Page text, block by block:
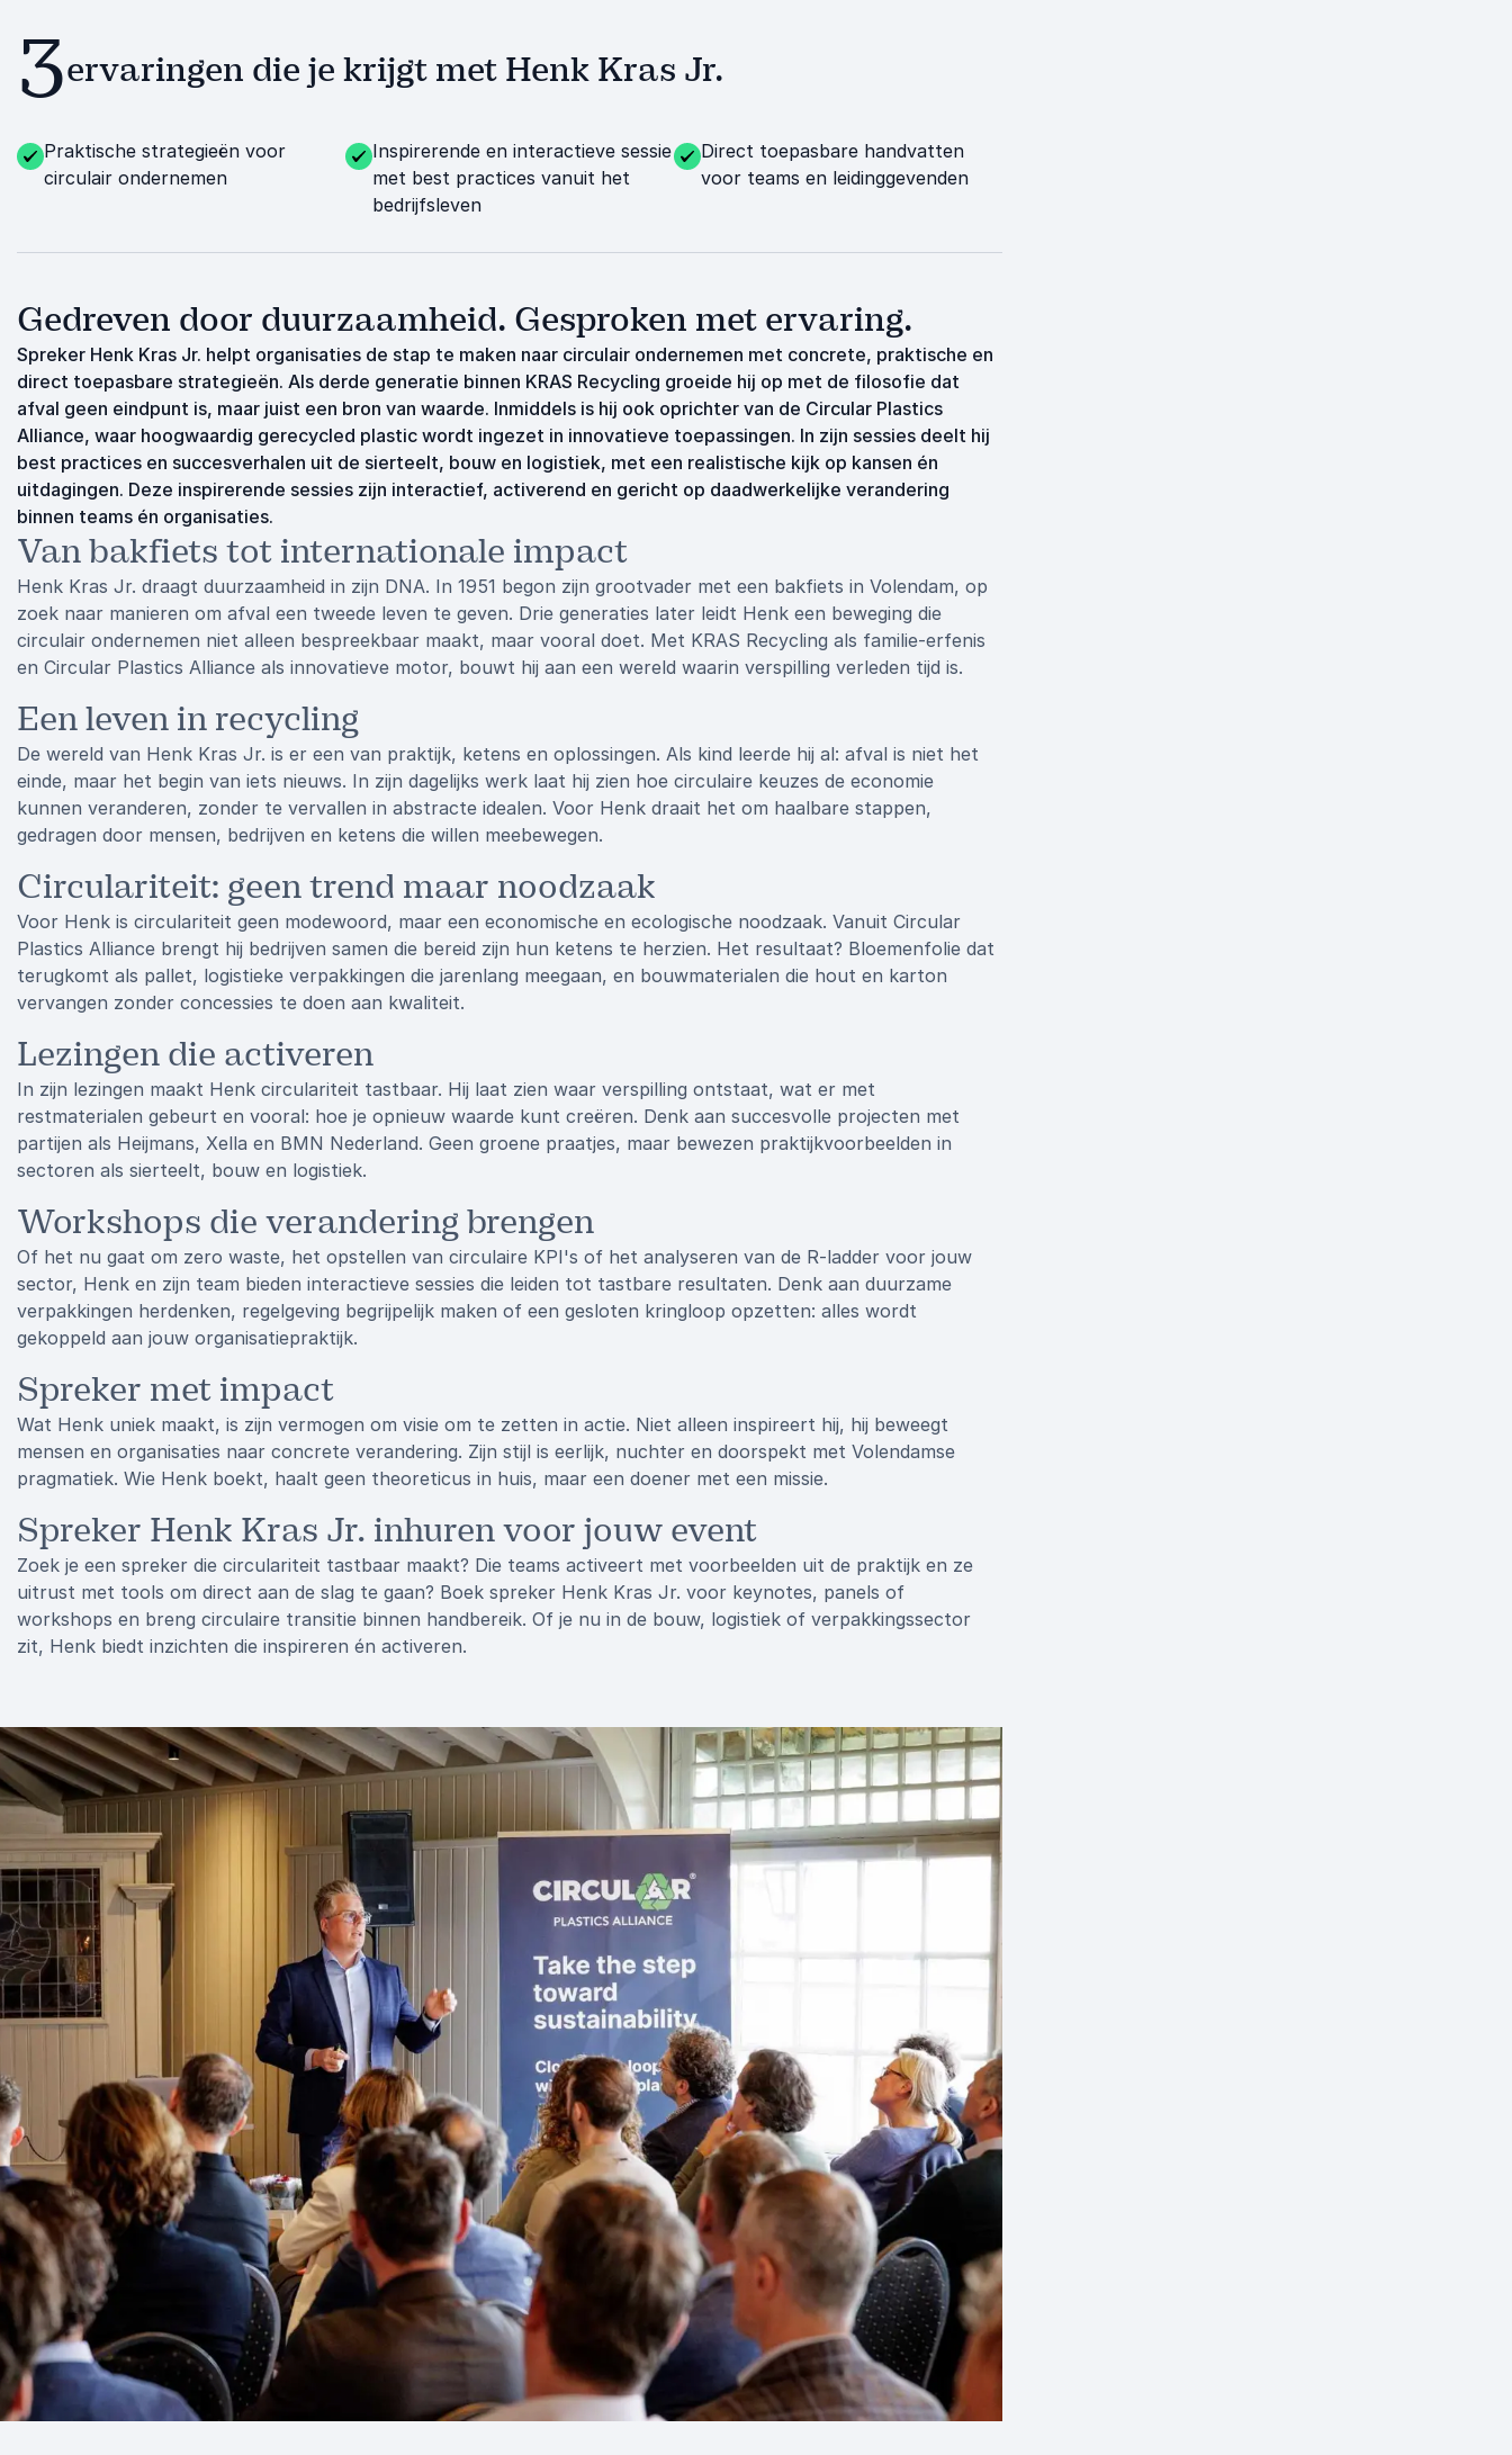
3ervaringen die je krijgt met Henk Kras Jr.
Praktische strategieën voor
circulair ondernemen
Inspirerende en interactieve sessie
met best practices vanuit het
bedrijfsleven
Direct toepasbare handvatten
voor teams en leidinggevenden
Gedreven door duurzaamheid. Gesproken met ervaring.
Spreker Henk Kras Jr. helpt organisaties de stap te maken naar circulair ondernemen met concrete, praktische en
direct toepasbare strategieën. Als derde generatie binnen KRAS Recycling groeide hij op met de filosofie dat
afval geen eindpunt is, maar juist een bron van waarde. Inmiddels is hij ook oprichter van de Circular Plastics
Alliance, waar hoogwaardig gerecycled plastic wordt ingezet in innovatieve toepassingen. In zijn sessies deelt hij
best practices en succesverhalen uit de sierteelt, bouw en logistiek, met een realistische kijk op kansen én
uitdagingen. Deze inspirerende sessies zijn interactief, activerend en gericht op daadwerkelijke verandering
binnen teams én organisaties.
Van bakfiets tot internationale impact
Henk Kras Jr. draagt duurzaamheid in zijn DNA. In 1951 begon zijn grootvader met een bakfiets in Volendam, op
zoek naar manieren om afval een tweede leven te geven. Drie generaties later leidt Henk een beweging die
circulair ondernemen niet alleen bespreekbaar maakt, maar vooral doet. Met KRAS Recycling als familie-erfenis
en Circular Plastics Alliance als innovatieve motor, bouwt hij aan een wereld waarin verspilling verleden tijd is.
Een leven in recycling
De wereld van Henk Kras Jr. is er een van praktijk, ketens en oplossingen. Als kind leerde hij al: afval is niet het
einde, maar het begin van iets nieuws. In zijn dagelijks werk laat hij zien hoe circulaire keuzes de economie
kunnen veranderen, zonder te vervallen in abstracte idealen. Voor Henk draait het om haalbare stappen,
gedragen door mensen, bedrijven en ketens die willen meebewegen.
Circulariteit: geen trend maar noodzaak
Voor Henk is circulariteit geen modewoord, maar een economische en ecologische noodzaak. Vanuit Circular
Plastics Alliance brengt hij bedrijven samen die bereid zijn hun ketens te herzien. Het resultaat? Bloemenfolie dat
terugkomt als pallet, logistieke verpakkingen die jarenlang meegaan, en bouwmaterialen die hout en karton
vervangen zonder concessies te doen aan kwaliteit.
Lezingen die activeren
In zijn lezingen maakt Henk circulariteit tastbaar. Hij laat zien waar verspilling ontstaat, wat er met
restmaterialen gebeurt en vooral: hoe je opnieuw waarde kunt creëren. Denk aan succesvolle projecten met
partijen als Heijmans, Xella en BMN Nederland. Geen groene praatjes, maar bewezen praktijkvoorbeelden in
sectoren als sierteelt, bouw en logistiek.
Workshops die verandering brengen
Of het nu gaat om zero waste, het opstellen van circulaire KPI's of het analyseren van de R-ladder voor jouw
sector, Henk en zijn team bieden interactieve sessies die leiden tot tastbare resultaten. Denk aan duurzame
verpakkingen herdenken, regelgeving begrijpelijk maken of een gesloten kringloop opzetten: alles wordt
gekoppeld aan jouw organisatiepraktijk.
Spreker met impact
Wat Henk uniek maakt, is zijn vermogen om visie om te zetten in actie. Niet alleen inspireert hij, hij beweegt
mensen en organisaties naar concrete verandering. Zijn stijl is eerlijk, nuchter en doorspekt met Volendamse
pragmatiek. Wie Henk boekt, haalt geen theoreticus in huis, maar een doener met een missie.
Spreker Henk Kras Jr. inhuren voor jouw event
Zoek je een spreker die circulariteit tastbaar maakt? Die teams activeert met voorbeelden uit de praktijk en ze
uitrust met tools om direct aan de slag te gaan? Boek spreker Henk Kras Jr. voor keynotes, panels of
workshops en breng circulaire transitie binnen handbereik. Of je nu in de bouw, logistiek of verpakkingssector
zit, Henk biedt inzichten die inspireren én activeren.